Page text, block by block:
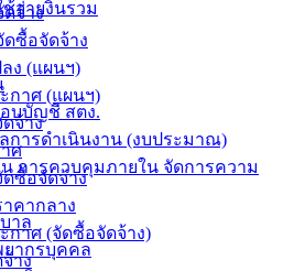
จ้าง
ซื้อจัดจ้าง
ง (แผนฯ)
กาศ (แผนฯ)
จ้าง
ศ
ซื้อจัดจ้าง
คากลาง
กาศ (จัดซื้อจัดจ้าง)
าง
จ่ายงินรวม
บบัญชี สตง.
การดำเนินงาน (งบประมาณ)
การควบคุมภายใน จัดการความ
าล
ยากรบุคคล